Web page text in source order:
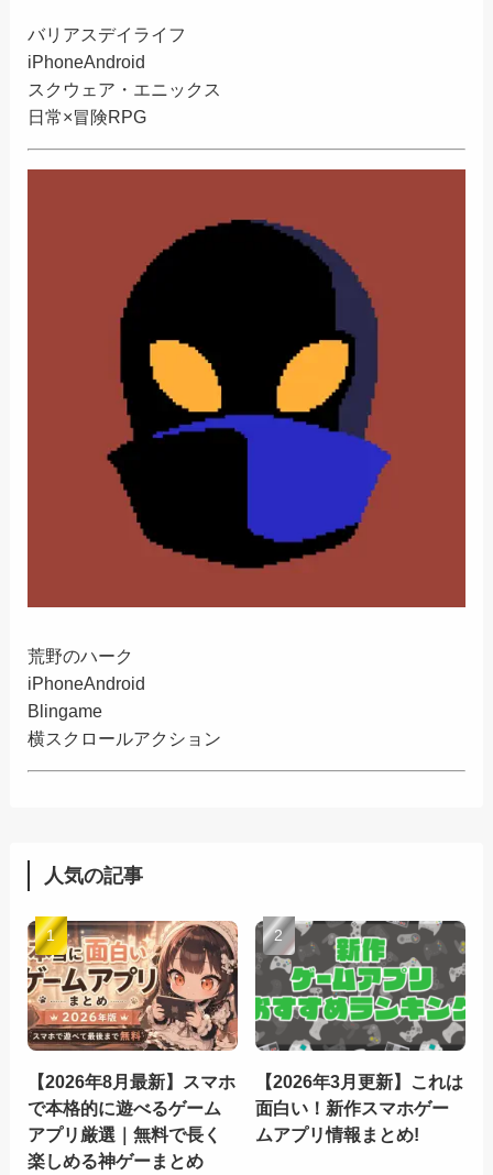
バリアスデイライフ
iPhoneAndroid
スクウェア・エニックス
日常×冒険RPG
荒野のハーク
iPhoneAndroid
Blingame
横スクロールアクション
人気の記事
【2026年8月最新】スマホ
で本格的に遊べるゲーム
アプリ厳選｜無料で長く
楽しめる神ゲーまとめ
【2026年3月更新】これは
面白い！新作スマホゲー
ムアプリ情報まとめ!